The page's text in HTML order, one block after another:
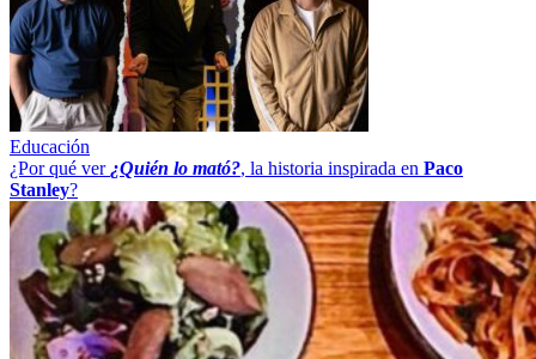
Educación
¿Por qué ver ¿Quién lo mató?, la historia inspirada en Paco
Stanley?